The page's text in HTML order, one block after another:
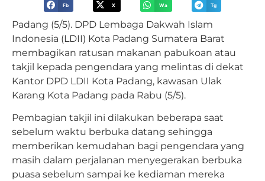
Fb X Wa Tg
Padang (5/5). DPD Lembaga Dakwah Islam
Indonesia (LDII) Kota Padang Sumatera Barat
membagikan ratusan makanan pabukoan atau
takjil kepada pengendara yang melintas di dekat
Kantor DPD LDII Kota Padang, kawasan Ulak
Karang Kota Padang pada Rabu (5/5).
Pembagian takjil ini dilakukan beberapa saat
sebelum waktu berbuka datang sehingga
memberikan kemudahan bagi pengendara yang
masih dalam perjalanan menyegerakan berbuka
puasa sebelum sampai ke kediaman mereka